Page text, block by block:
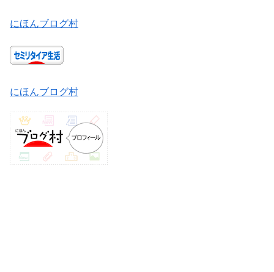
にほんブログ村
にほんブログ村